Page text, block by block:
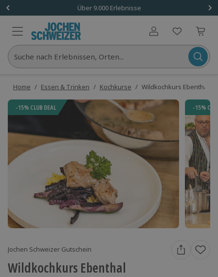
Über 9.000 Erlebnisse
Benutzerkonto
Suche nach Erlebnissen, Orten...
Home / Essen & Trinken / Kochkurse / Wildkochkurs Ebenthal
-15% CLUB DEAL -15%
Jochen Schweizer Gutschein
Wildkochkurs Ebenthal